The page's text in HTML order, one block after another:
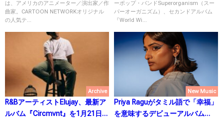
は、アメリカのアニメーター／演出家／作
曲家。CARTOON NETWORKオリジナル
の人気テ...
にリリース！
ーポップ・バンドSuperorganism（スー
パーオーガニズム）、セカンドアルバム
『World Wi...
Archive
R&BアーティストElujay、最新ア
ルバム『Circmvnt』を1月21日に
New Music
Priya Raguがタミル語で「幸福」
を意味するデビューアルバム